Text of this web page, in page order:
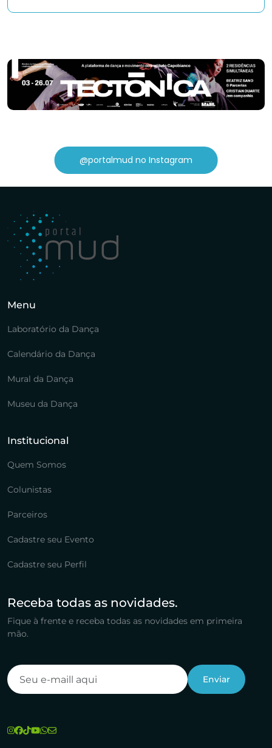
@portalmud no Instagram
Menu
Laboratório da Dança
Calendário da Dança
Mural da Dança
Museu da Dança
Institucional
Quem Somos
Colunistas
Parceiros
Cadastre seu Evento
Cadastre seu Perfil
Receba todas as novidades.
Fique à frente e receba todas as novidades em primeira
mão.